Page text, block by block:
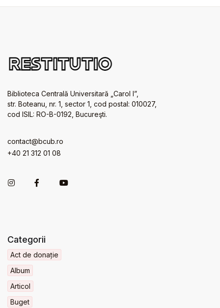
Biblioteca Centrală Universitară „Carol I”,
str. Boteanu, nr. 1, sector 1, cod postal: 010027,
cod ISIL: RO-B-0192, Bucureşti.
contact@bcub.ro
+40 21 312 01 08
Categorii
Act de donație
Album
Articol
Buget